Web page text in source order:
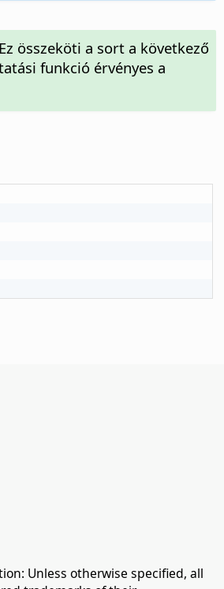
összeköti a sort a következő
funkció érvényes a
Unless otherwise specified, all